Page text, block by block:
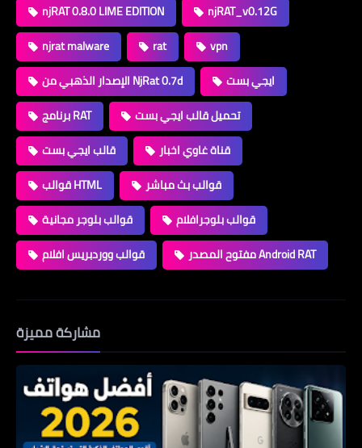
njRAT 0.8.0 LIME EDITION
njRAT_v0.12G
njrat malware
rat
vpn
الإصدار الذهبي من NjRat 0.7d
ايجي بست
برنامج RAT
تحميل قالب ايجي بست
قالب ايجي بست
قناة غاوي اخبار
قوالب HTML
قوالب بث مباشر
قوالب بلوجر مجانية
قوالب بلوجرافلام
قوالب ووردبريس افلام
مفتوح المصدر Android RAT
مشاركة مميزة